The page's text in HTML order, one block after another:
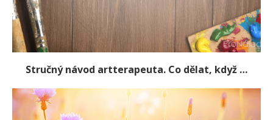
Stručný návod artterapeuta. Co dělat, když …